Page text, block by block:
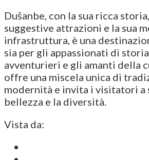
Dušanbe, con la sua ricca
suggestive attrazioni e la sua
infrastruttura, è una
sia per gli appassionati di
avventurieri e gli amanti della
offre una miscela unica di
modernità e invita i visitatori a
bellezza e la diversità.
Vista da: